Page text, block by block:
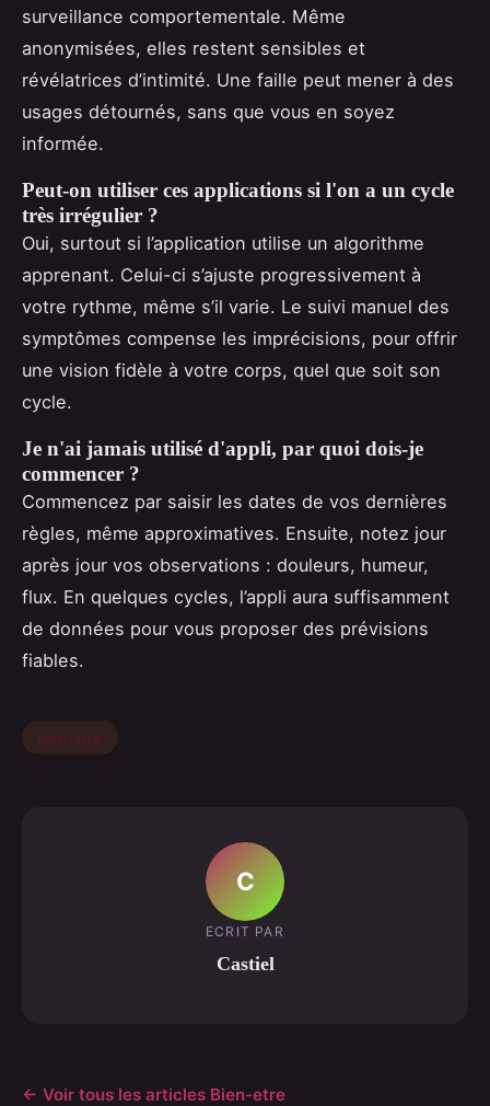
surveillance comportementale. Même
anonymisées, elles restent sensibles et
révélatrices d’intimité. Une faille peut mener à des
usages détournés, sans que vous en soyez
informée.
Peut-on utiliser ces applications si l'on a un cycle
très irrégulier ?
Oui, surtout si l’application utilise un algorithme
apprenant. Celui-ci s’ajuste progressivement à
votre rythme, même s’il varie. Le suivi manuel des
symptômes compense les imprécisions, pour offrir
une vision fidèle à votre corps, quel que soit son
cycle.
Je n'ai jamais utilisé d'appli, par quoi dois-je
commencer ?
Commencez par saisir les dates de vos dernières
règles, même approximatives. Ensuite, notez jour
après jour vos observations : douleurs, humeur,
flux. En quelques cycles, l’appli aura suffisamment
de données pour vous proposer des prévisions
fiables.
bien-etre
C
ECRIT PAR
Castiel
← Voir tous les articles Bien-etre